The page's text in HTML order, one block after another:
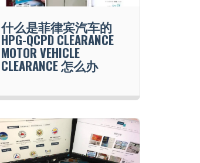
什么是菲律宾汽车的
HPG-QCPD CLEARANCE
MOTOR VEHICLE
CLEARANCE 怎么办